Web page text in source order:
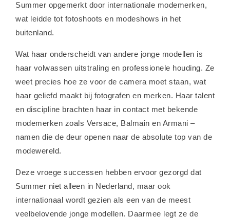
Summer opgemerkt door internationale modemerken,
wat leidde tot fotoshoots en modeshows in het
buitenland.
Wat haar onderscheidt van andere jonge modellen is
haar volwassen uitstraling en professionele houding. Ze
weet precies hoe ze voor de camera moet staan, wat
haar geliefd maakt bij fotografen en merken. Haar talent
en discipline brachten haar in contact met bekende
modemerken zoals Versace, Balmain en Armani –
namen die de deur openen naar de absolute top van de
modewereld.
Deze vroege successen hebben ervoor gezorgd dat
Summer niet alleen in Nederland, maar ook
internationaal wordt gezien als een van de meest
veelbelovende jonge modellen. Daarmee legt ze de